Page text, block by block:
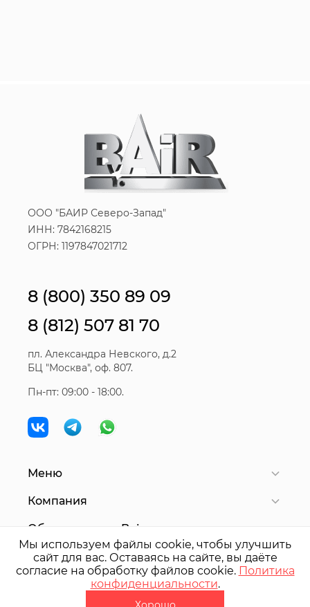
ООО "БАИР Северо-Запад"
ИНН: 7842168215
ОГРН: 1197847021712
8 (800) 350 89 09
8 (812) 507 81 70
пл. Александра Невского, д.2
БЦ "Москва", оф. 807.
Пн-пт: 09:00 - 18:00.
Меню
Компания
Оборудование Bair
БАИР
Северо-Запад"
Мы используем файлы cookie, чтобы улучшить
сайт для вас. Оставаясь на сайте, вы даёте
согласие на обработку файлов cookie. Политика
конфиденциальности.